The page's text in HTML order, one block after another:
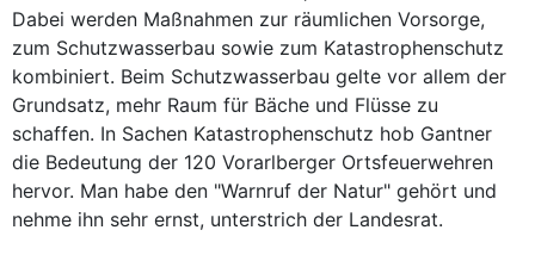
Dabei werden Maßnahmen zur räumlichen Vorsorge,
zum Schutzwasserbau sowie zum Katastrophenschutz
kombiniert. Beim Schutzwasserbau gelte vor allem der
Grundsatz, mehr Raum für Bäche und Flüsse zu
schaffen. In Sachen Katastrophenschutz hob Gantner
die Bedeutung der 120 Vorarlberger Ortsfeuerwehren
hervor. Man habe den "Warnruf der Natur" gehört und
nehme ihn sehr ernst, unterstrich der Landesrat.